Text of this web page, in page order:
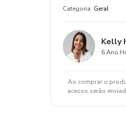
Categoria: Geral
Kelly
6 Ano
Ao comprar o
acesso serão